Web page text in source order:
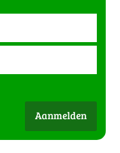
Aanmelden